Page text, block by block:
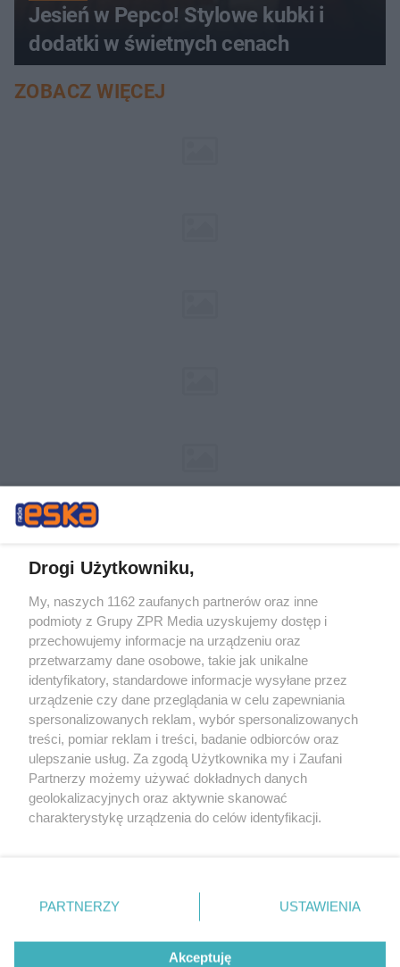
Jesień w Pepco! Stylowe kubki i
dodatki w świetnych cenach
ZOBACZ WIĘCEJ
Żaden utwór zamieszczony w serwisie nie może być powielany i
rozpowszechniany lub dalej rozpowszechniany w jakikolwiek sposób (w
tym także elektroniczny lub mechaniczny) na jakimkolwiek polu
eksploatacji w jakiejkolwiek formie, włącznie z umieszczaniem w
Internecie bez pisemnej zgody właściciela praw. Jakiekolwiek użycie lub
wykorzystanie utworów w całości lub w części z naruszeniem prawa,
tzn. bez właściwej zgody, jest zabronione pod groźbą kary i może być
ścigane prawnie.
© 2026 Grupa ZPR Media
Drogi Użytkowniku,
My, naszych 1162 zaufanych partnerów oraz inne
podmioty z Grupy ZPR Media uzyskujemy dostęp i
przechowujemy informacje na urządzeniu oraz
przetwarzamy dane osobowe, takie jak unikalne
identyfikatory, standardowe informacje wysyłane przez
urządzenie czy dane przeglądania w celu zapewniania
spersonalizowanych reklam, wybór spersonalizowanych
treści, pomiar reklam i treści, badanie odbiorców oraz
ulepszanie usług. Za zgodą Użytkownika my i Zaufani
Partnerzy możemy używać dokładnych danych
geolokalizacyjnych oraz aktywnie skanować
charakterystykę urządzenia do celów identyfikacji.
zmienić/wycofać klikając przycisk ustawień prywatności
znajdujący się w lewym dolnym rogu strony
rodzaje przetwarzania danych nie wymagają zgody
użytkownika, ale masz prawo sprzeciwić się takiemu
PARTNERZY USTAWIENIA
Akceptuję